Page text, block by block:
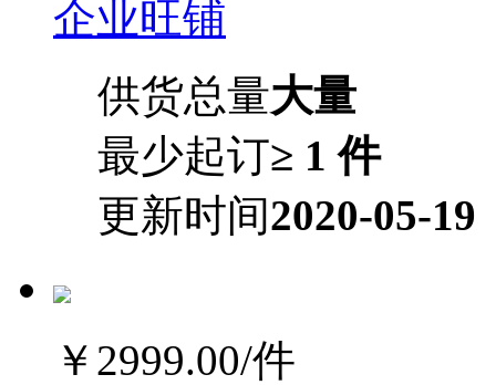
企业旺铺
供货总量大量
最少起订≥ 1 件
更新时间2020-05-19
￥2999.00/件